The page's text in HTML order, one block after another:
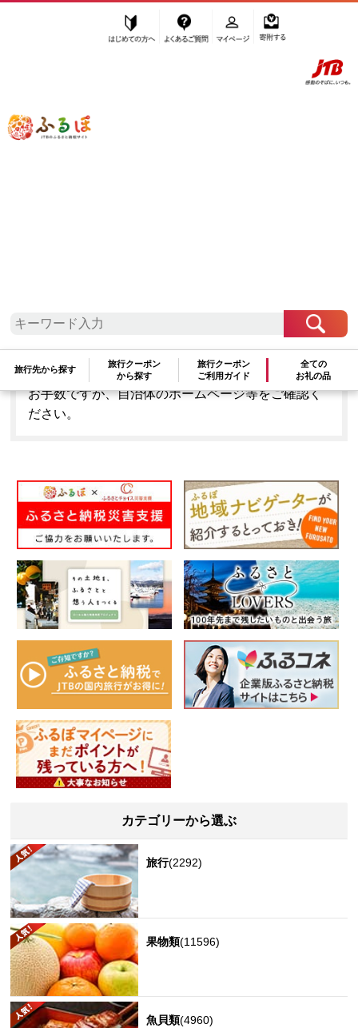
ふるぽ JTBのふるさと納税サイト
旅行先から探す
旅行クーポン
から探す
旅行クーポン
ご利用ガイド
全ての
お礼の品
「北海道喜茂別町」はふるぽからお申込みをするこ
とはできません。
お手数ですが、自治体のホームページ等をご確認く
ださい。
カテゴリーから選ぶ
旅行(2292)
果物類(11596)
魚貝類(4960)